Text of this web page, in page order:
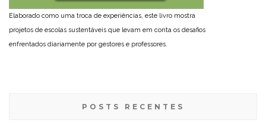
Elaborado como uma troca de experiências, este livro mostra
projetos de escolas sustentáveis que levam em conta os desafios
enfrentados diariamente por gestores e professores.
POSTS RECENTES